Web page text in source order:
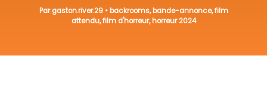
Pargaston.river.29 • backrooms,bande-annonce,film
attendu,film d'horreur,horreur 2024